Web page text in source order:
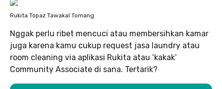
Rukita Topaz Tawakal Tomang
Nggak perlu ribet mencuci atau membersihkan kamar
juga karena kamu cukup request jasa laundry atau
room cleaning via aplikasi Rukita atau ‘kakak’
Community Associate di sana. Tertarik?